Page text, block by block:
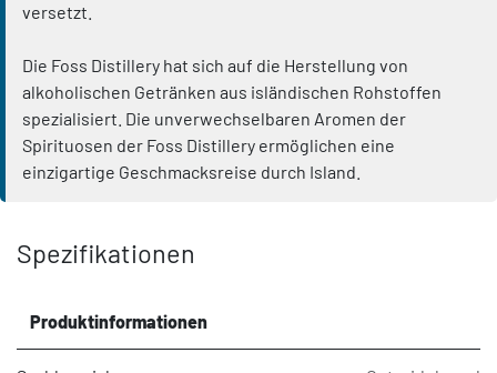
versetzt.
Die Foss Distillery hat sich auf die Herstellung von
alkoholischen Getränken aus isländischen Rohstoffen
spezialisiert. Die unverwechselbaren Aromen der
Spirituosen der Foss Distillery ermöglichen eine
einzigartige Geschmacksreise durch Island.
Spezifikationen
Produktinformationen